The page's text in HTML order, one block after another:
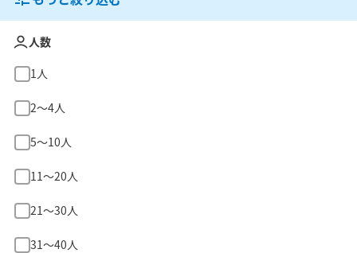
人数
1人
2〜4人
5〜10人
11〜20人
21〜30人
31〜40人